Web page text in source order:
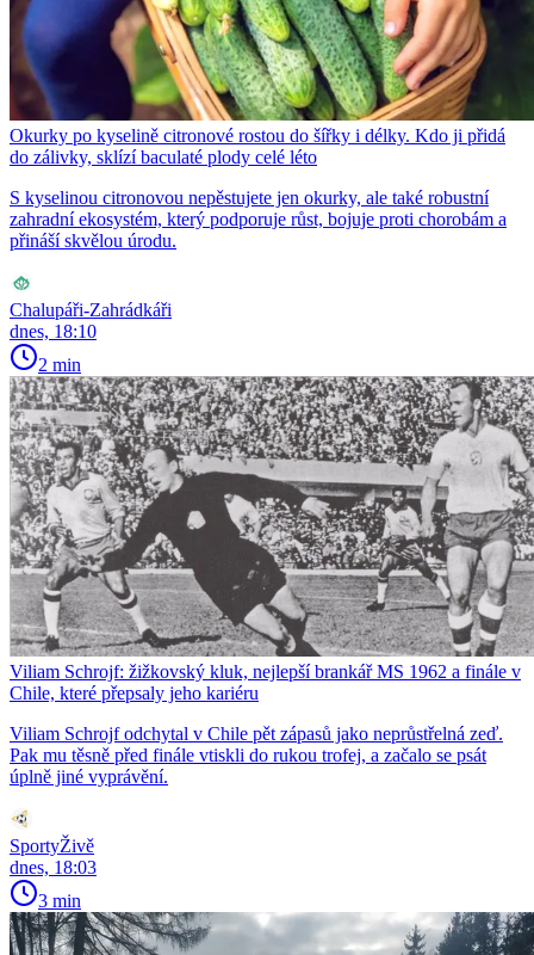
Okurky po kyselině citronové rostou do šířky i délky. Kdo ji přidá
do zálivky, sklízí baculaté plody celé léto
S kyselinou citronovou nepěstujete jen okurky, ale také robustní
zahradní ekosystém, který podporuje růst, bojuje proti chorobám a
přináší skvělou úrodu.
Chalupáři-Zahrádkáři
dnes, 18:10
2 min
Viliam Schrojf: žižkovský kluk, nejlepší brankář MS 1962 a finále v
Chile, které přepsaly jeho kariéru
Viliam Schrojf odchytal v Chile pět zápasů jako neprůstřelná zeď.
Pak mu těsně před finále vtiskli do rukou trofej, a začalo se psát
úplně jiné vyprávění.
SportyŽivě
dnes, 18:03
3 min